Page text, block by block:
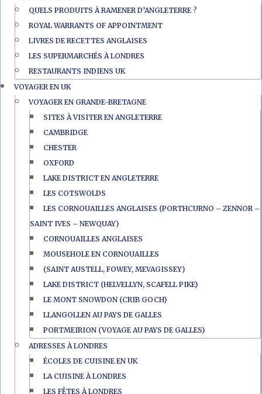
QUELS PRODUITS À RAMENER D’ANGLETERRE ?
ROYAL WARRANTS OF APPOINTMENT
LIVRES DE RECETTES ANGLAISES
LES SUPERMARCHÉS À LONDRES
RESTAURANTS INDIENS UK
VOYAGER EN UK
VOYAGER EN GRANDE-BRETAGNE
SITES À VISITER EN ANGLETERRE
CAMBRIDGE
CHESTER
OXFORD
LAKE DISTRICT EN ANGLETERRE
LES COTSWOLDS
LES CORNOUAILLES ANGLAISES (PORTHCURNO – ZENNOR –
SAINT IVES – NEWQUAY)
CORNOUAILLES ANGLAISES
MOUSEHOLE EN CORNOUAILLES
(SAINT AUSTELL, FOWEY, MEVAGISSEY)
LAKE DISTRICT (HELVELLYN, SCAFELL PIKE)
LE MONT SNOWDON (CRIB GOCH)
LLANGOLLEN AU PAYS DE GALLES
PORTMEIRION (VOYAGE AU PAYS DE GALLES)
ADRESSES À LONDRES
ÉCOLES DE CUISINE EN UK
LA CUISINE À LONDRES
LES FÊTES À LONDRES